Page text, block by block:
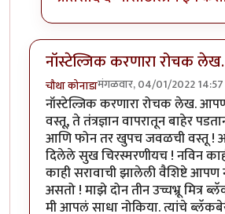
नॉस्टेल्जिक करणारा रोचक लेख.
चौथा कोनाडामंगळवार, 04/01/2022 14:57
नॉस्टेल्जिक करणारा रोचक लेख. आपण
वस्तू, ते तंत्रज्ञान वापरातून बाहेर
आणि फोन तर खुपच जवळची वस्तू !
दिलेले सुख चिरस्मरणीयच ! नविन
काही सरावाची झालेली वैशिष्टे
असतो ! माझे दोन तीन उच्चभ्रू मित्र
मी आपलं साधा नोकिया. त्यांचे